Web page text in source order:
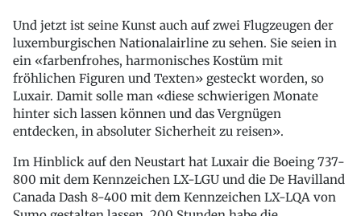
Und jetzt ist seine Kunst auch auf zwei Flugzeugen der
luxemburgischen Nationalairline zu sehen. Sie seien in
ein «farbenfrohes, harmonisches Kostüm mit
fröhlichen Figuren und Texten» gesteckt worden, so
Luxair. Damit solle man «diese schwierigen Monate
hinter sich lassen können und das Vergnügen
entdecken, in absoluter Sicherheit zu reisen».
Im Hinblick auf den Neustart hat Luxair die Boeing 737-
800 mit dem Kennzeichen LX-LGU und die De Havilland
Canada Dash 8-400 mit dem Kennzeichen LX-LQA von